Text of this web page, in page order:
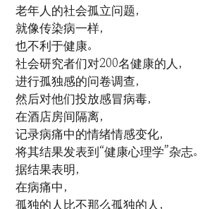
老年人的社会孤立问题，
就像传染病一样，
也不利于健康。
社会研究者们对200名健康的人，
进行孤独感的问卷调查，
然后对他们投放感冒病毒，
在酒店房间隔离，
记录病痛中的情绪情感变化，
将其结果发表到“健康心理学”杂志。
据结果表明，
在病痛中，
孤独的人比不那么孤独的人，